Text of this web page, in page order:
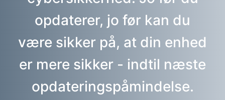
opdaterer, jo før kan du
være sikker på, at din enhed
er mere sikker - indtil næste
opdateringspåmindelse.